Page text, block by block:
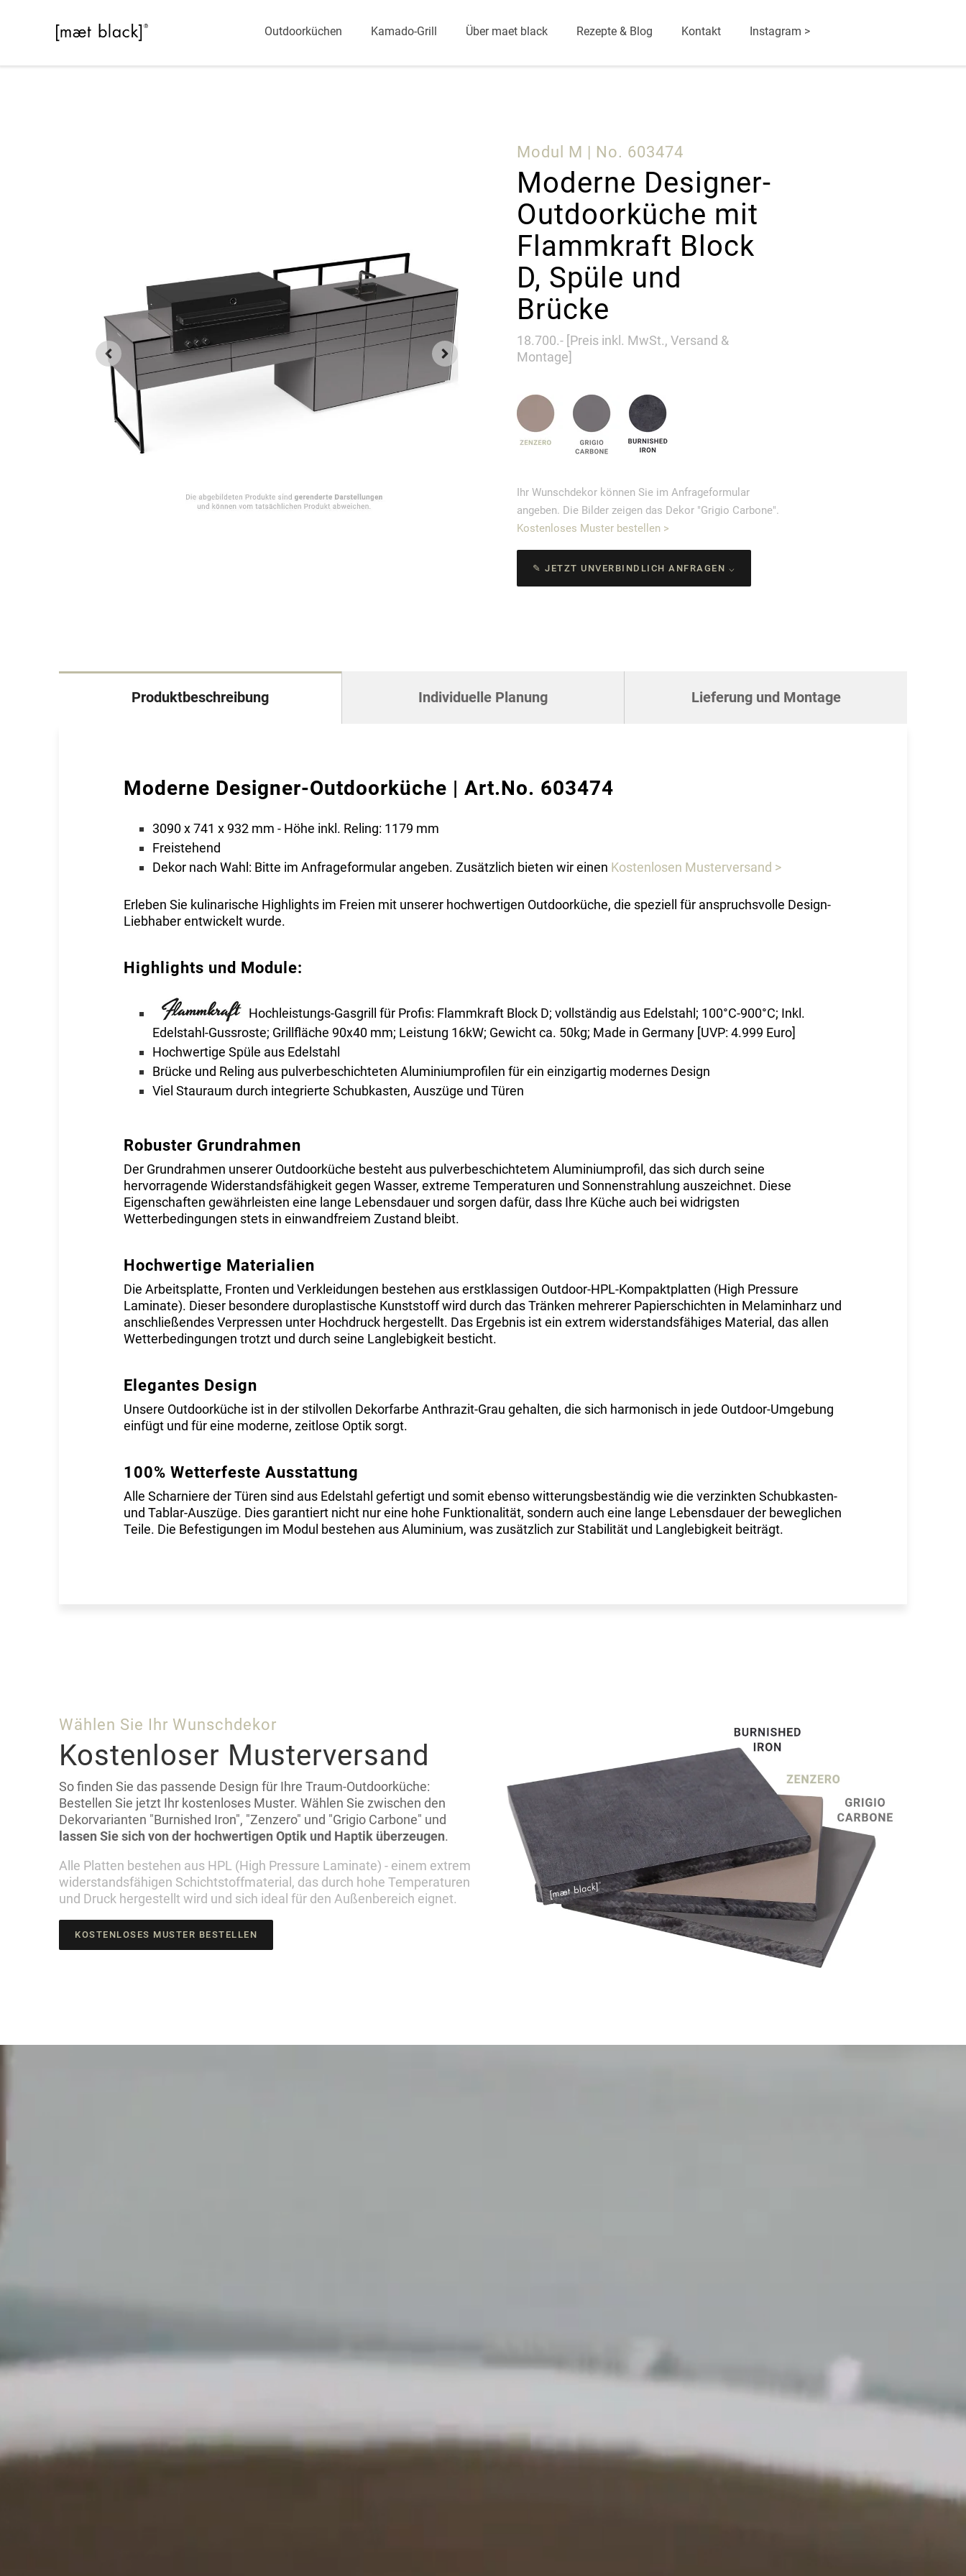
Outdoorküchen Kamado-Grill Über maet black Rezepte & Blog Kontakt Instagram >
Modul M | No. 603474
Moderne Designer-
Outdoorküche mit
Flammkraft Block
D, Spüle und
Brücke
18.700.- [Preis inkl. MwSt., Versand &
Montage]
Ihr Wunschdekor können Sie im Anfrageformular
angeben. Die Bilder zeigen das Dekor "Grigio Carbone".
Kostenloses Muster bestellen >
✎ JETZT UNVERBINDLICH ANFRAGEN ⌵
Produktbeschreibung Individuelle Planung Lieferung und Montage
Moderne Designer-Outdoorküche | Art.No. 603474
3090 x 741 x 932 mm - Höhe inkl. Reling: 1179 mm
Freistehend
Dekor nach Wahl: Bitte im Anfrageformular angeben. Zusätzlich bieten wir einen Kostenlosen Musterversand >
Erleben Sie kulinarische Highlights im Freien mit unserer hochwertigen Outdoorküche, die speziell für anspruchsvolle Design-
Liebhaber entwickelt wurde.
Highlights und Module:
Hochleistungs-Gasgrill für Profis: Flammkraft Block D; vollständig aus Edelstahl; 100°C-900°C; Inkl.
Edelstahl-Gussroste; Grillfläche 90x40 mm; Leistung 16kW; Gewicht ca. 50kg; Made in Germany [UVP: 4.999 Euro]
Hochwertige Spüle aus Edelstahl
Brücke und Reling aus pulverbeschichteten Aluminiumprofilen für ein einzigartig modernes Design
Viel Stauraum durch integrierte Schubkasten, Auszüge und Türen
Robuster Grundrahmen
Der Grundrahmen unserer Outdoorküche besteht aus pulverbeschichtetem Aluminiumprofil, das sich durch seine
hervorragende Widerstandsfähigkeit gegen Wasser, extreme Temperaturen und Sonnenstrahlung auszeichnet. Diese
Eigenschaften gewährleisten eine lange Lebensdauer und sorgen dafür, dass Ihre Küche auch bei widrigsten
Wetterbedingungen stets in einwandfreiem Zustand bleibt.
Hochwertige Materialien
Die Arbeitsplatte, Fronten und Verkleidungen bestehen aus erstklassigen Outdoor-HPL-Kompaktplatten (High Pressure
Laminate). Dieser besondere duroplastische Kunststoff wird durch das Tränken mehrerer Papierschichten in Melaminharz und
anschließendes Verpressen unter Hochdruck hergestellt. Das Ergebnis ist ein extrem widerstandsfähiges Material, das allen
Wetterbedingungen trotzt und durch seine Langlebigkeit besticht.
Elegantes Design
Unsere Outdoorküche ist in der stilvollen Dekorfarbe Anthrazit-Grau gehalten, die sich harmonisch in jede Outdoor-Umgebung
einfügt und für eine moderne, zeitlose Optik sorgt.
100% Wetterfeste Ausstattung
Alle Scharniere der Türen sind aus Edelstahl gefertigt und somit ebenso witterungsbeständig wie die verzinkten Schubkasten-
und Tablar-Auszüge. Dies garantiert nicht nur eine hohe Funktionalität, sondern auch eine lange Lebensdauer der beweglichen
Teile. Die Befestigungen im Modul bestehen aus Aluminium, was zusätzlich zur Stabilität und Langlebigkeit beiträgt.
Wählen Sie Ihr Wunschdekor
Kostenloser Musterversand
So finden Sie das passende Design für Ihre Traum-Outdoorküche:
Bestellen Sie jetzt Ihr kostenloses Muster. Wählen Sie zwischen den
Dekorvarianten "Burnished Iron", "Zenzero" und "Grigio Carbone" und
lassen Sie sich von der hochwertigen Optik und Haptik überzeugen.
Alle Platten bestehen aus HPL (High Pressure Laminate) - einem extrem
widerstandsfähigen Schichtstoffmaterial, das durch hohe Temperaturen
und Druck hergestellt wird und sich ideal für den Außenbereich eignet.
KOSTENLOSES MUSTER BESTELLEN